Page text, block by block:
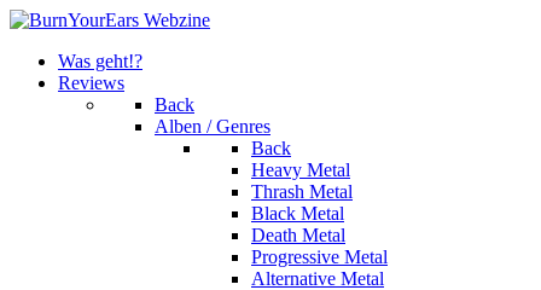
Was geht!?
Reviews
Back
Alben / Genres
Back
Heavy Metal
Thrash Metal
Black Metal
Death Metal
Progressive Metal
Alternative Metal